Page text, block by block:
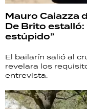
Mauro Caiazza
De Brito
estúpido”
El bailarín salió al
revelara los
entrevista.